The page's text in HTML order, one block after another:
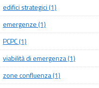
edifici strategici (1)
emergenze (1)
PCPC (1)
viabilità di emergenza (1)
zone confluenza (1)